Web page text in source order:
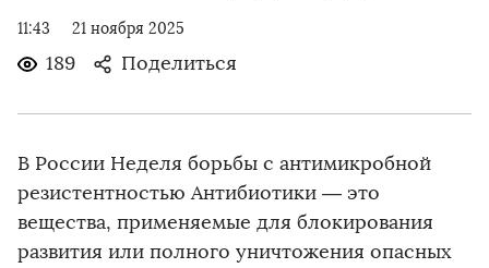
11:43 21 ноября 2025
189 Поделиться
В России Неделя борьбы с антимикробной
резистентностью Антибиотики — это
вещества, применяемые для блокирования
развития или полного уничтожения опасных